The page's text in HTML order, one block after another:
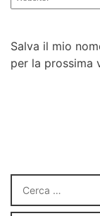
Salva il mio
per la prossima